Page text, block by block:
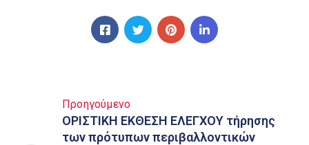
Προηγούμενο
ΟΡΙΣΤΙΚΗ ΕΚΘΕΣΗ ΕΛΕΓΧΟΥ τήρησης
των πρότυπων περιβαλλοντικών